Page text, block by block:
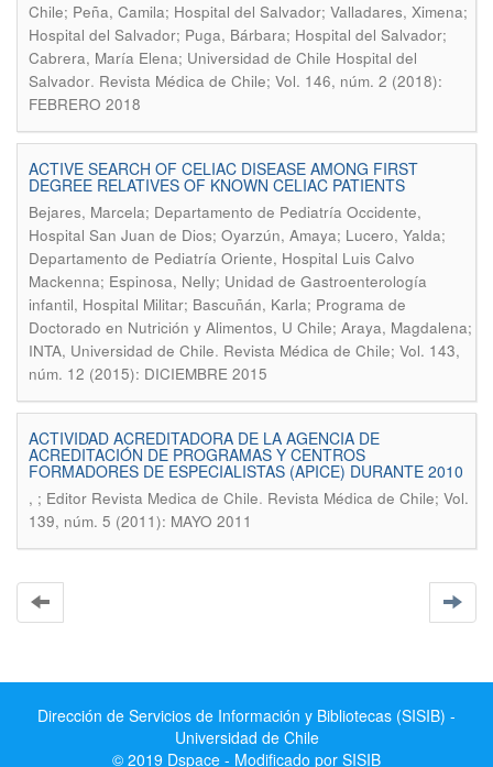
Chile; Peña, Camila; Hospital del Salvador; Valladares, Ximena;
Hospital del Salvador; Puga, Bárbara; Hospital del Salvador;
Cabrera, María Elena; Universidad de Chile Hospital del
Salvador. Revista Médica de Chile; Vol. 146, núm. 2 (2018):
FEBRERO 2018
ACTIVE SEARCH OF CELIAC DISEASE AMONG FIRST
DEGREE RELATIVES OF KNOWN CELIAC PATIENTS
Bejares, Marcela; Departamento de Pediatría Occidente,
Hospital San Juan de Dios; Oyarzún, Amaya; Lucero, Yalda;
Departamento de Pediatría Oriente, Hospital Luis Calvo
Mackenna; Espinosa, Nelly; Unidad de Gastroenterología
infantil, Hospital Militar; Bascuñán, Karla; Programa de
Doctorado en Nutrición y Alimentos, U Chile; Araya, Magdalena;
INTA, Universidad de Chile. Revista Médica de Chile; Vol. 143,
núm. 12 (2015): DICIEMBRE 2015
ACTIVIDAD ACREDITADORA DE LA AGENCIA DE
ACREDITACIÓN DE PROGRAMAS Y CENTROS
FORMADORES DE ESPECIALISTAS (APICE) DURANTE 2010
, ; Editor Revista Medica de Chile. Revista Médica de Chile; Vol.
139, núm. 5 (2011): MAYO 2011
Dirección de Servicios de Información y Bibliotecas (SISIB) -
Universidad de Chile
© 2019 Dspace - Modificado por SISIB